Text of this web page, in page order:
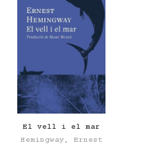
El vell i el mar
Hemingway, Ernest